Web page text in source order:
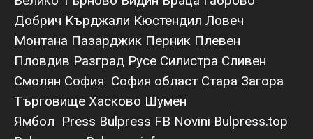
Добрич Кърджали Кюстендил Ловеч
Монтана Пазарджик Перник Плевен
Пловдив Разград Русе Силистра Сливен
Смолян София София област Стара Загора
Търговище Хасково Шумен
Ямбол Press Bulpress FB Novini Bulpress.top